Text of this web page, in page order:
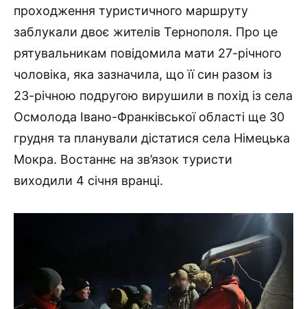
проходження туристичного маршруту
заблукали двоє жителів Тернополя. Про це
рятувальникам повідомила мати 27-річного
чоловіка, яка зазначила, що її син разом із
23-річною подругою вирушили в похід із села
Осмолода Івано-Франківської області ще 30
грудня та планували дістатися села Німецька
Мокра. Востаннє на зв’язок туристи
виходили 4 січня вранці.